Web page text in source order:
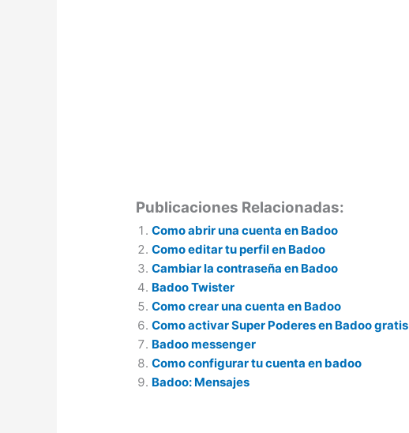
Publicaciones Relacionadas:
Como abrir una cuenta en Badoo
Como editar tu perfil en Badoo
Cambiar la contraseña en Badoo
Badoo Twister
Como crear una cuenta en Badoo
Como activar Super Poderes en Badoo gratis
Badoo messenger
Como configurar tu cuenta en badoo
Badoo: Mensajes